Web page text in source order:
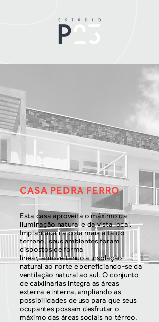
CASA PEDRA FERRO
Esta casa aproveita o máximo da
iluminação natural e da vista local.
Implantada na cota mais alta do
terreno, seus ambientes foram
dispostos de forma
linear, aproveitando a insolação
natural ao norte e beneficiando-se da
ventilação natural ao sul. O conjunto
de caixilharias integra as áreas
externa e interna, ampliando as
possibilidades de uso para que seus
ocupantes possam desfrutar o
máximo das áreas sociais no térreo.